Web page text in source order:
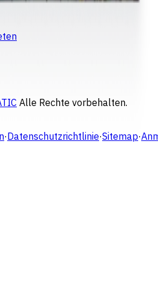
Alle Rechte vorbehalten.
·Datenschutzrichtlinie·Sitemap·